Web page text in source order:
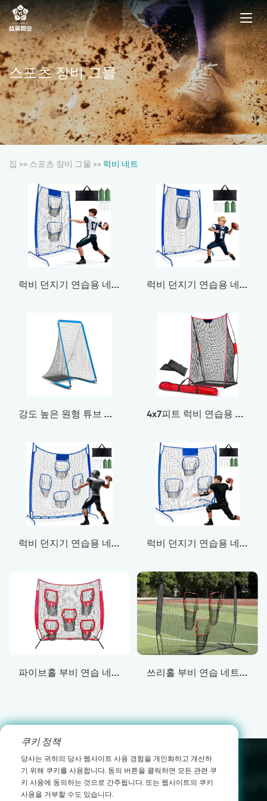
스포츠 장비 그물
집 >> 스포츠 장비 그물 >> 럭비 네트
럭비 던지기 연습용 네트 II 럭비 던지기 연습용 네트 I
강도 높은 원형 튜브 럭비 연습 네트 4x7피트 럭비 연습용 네트
럭비 던지기 연습용 네트 IV 럭비 던지기 연습용 네트 III
파이브홀 부비 연습 네트 그룹 I 쓰리홀 부비 연습 네트 그룹 II
leo@yichenwykj.com
17689975111
쿠키 정책
당사는 귀하의 당사 웹사이트 사용 경험을 개인화하고 개선하
기 위해 쿠키를 사용합니다. 동의 버튼을 클릭하면 모든 관련 쿠
키 사용에 동의하는 것으로 간주됩니다. 또는 웹사이트의 쿠키
사용을 거부할 수도 있습니다.